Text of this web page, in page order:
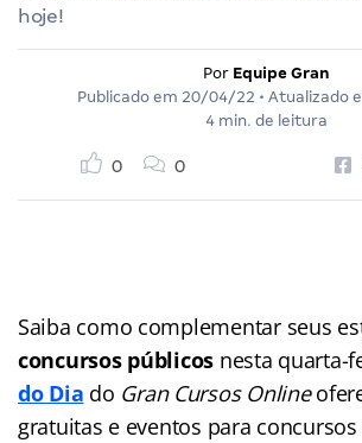
hoje!
Por Equipe Gran
Publicado em 20/04/22 • Atualizado
4 min. de leitura
0 0
Saiba como complementar seus
concursos públicos nesta quarta-
do Dia do Gran Cursos Online
gratuitas e eventos para concursos